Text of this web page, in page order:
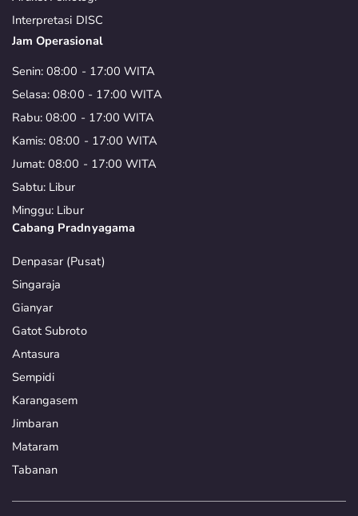
Interpretasi DISC
Jam Operasional
Senin: 08:00 - 17:00 WITA
Selasa: 08:00 - 17:00 WITA
Rabu: 08:00 - 17:00 WITA
Kamis: 08:00 - 17:00 WITA
Jumat: 08:00 - 17:00 WITA
Sabtu: Libur
Minggu: Libur
Cabang Pradnyagama
Denpasar (Pusat)
Singaraja
Gianyar
Gatot Subroto
Antasura
Sempidi
Karangasem
Jimbaran
Mataram
Tabanan